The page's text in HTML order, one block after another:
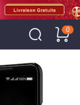
0
Produit
Épuisé